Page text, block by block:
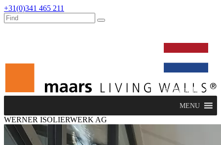
+31(0)341 465 211
nederlands
MENU
WERNER ISOLIERWERK AG